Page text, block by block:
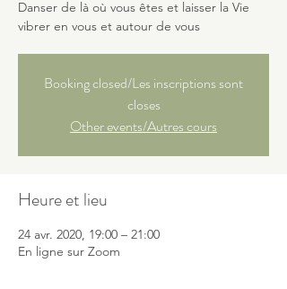
Danser de là où vous êtes et laisser la Vie
vibrer en vous et autour de vous
Booking closed/Les inscriptions sont
closes
Other events/Autres cours
Heure et lieu
24 avr. 2020, 19:00 – 21:00
En ligne sur Zoom